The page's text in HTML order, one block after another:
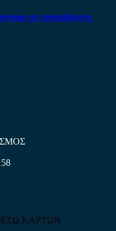
σε οποιαδήποτε
ΚΑΡΤΩΝ